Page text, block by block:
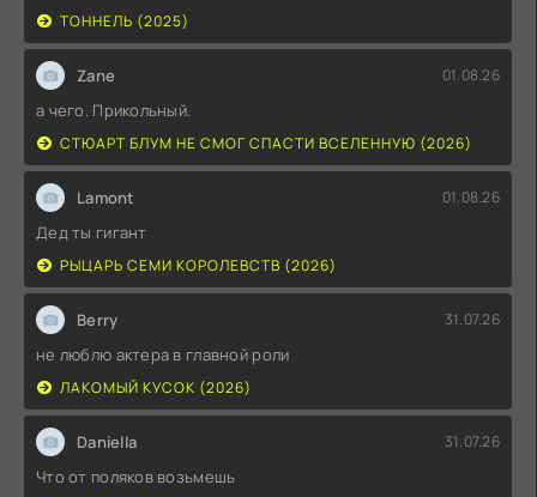
ТОННЕЛЬ (2025)
Zane 01.08.26
а чего. Прикольный.
СТЮАРТ БЛУМ НЕ СМОГ СПАСТИ ВСЕЛЕННУЮ (2026)
Lamont 01.08.26
Дед ты гигант
РЫЦАРЬ СЕМИ КОРОЛЕВСТВ (2026)
Berry 31.07.26
не люблю актера в главной роли
ЛАКОМЫЙ КУСОК (2026)
Daniella 31.07.26
Что от поляков возьмешь